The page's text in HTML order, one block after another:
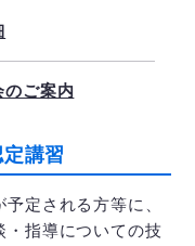
のご案内
講習
定される方等に、
・指導についての技